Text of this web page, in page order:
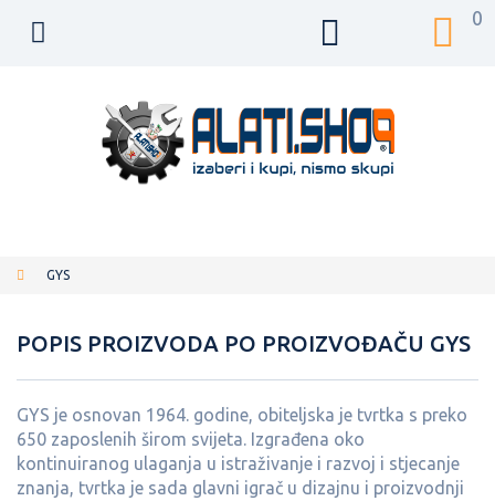
0
GYS
POPIS PROIZVODA PO PROIZVOĐAČU GYS
GYS je osnovan 1964. godine, obiteljska je tvrtka s preko
650 zaposlenih širom svijeta. Izgrađena oko
kontinuiranog ulaganja u istraživanje i razvoj i stjecanje
znanja, tvrtka je sada glavni igrač u dizajnu i proizvodnji